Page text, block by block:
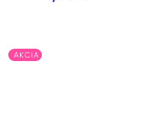
AKCIA